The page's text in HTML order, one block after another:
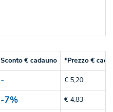
Sconto € cadauno *Prezzo €
- € 5,20
-7% € 4,83